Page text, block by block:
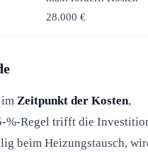
28.000 €
Zeitpunkt der Kosten,
%-Regel trifft die
beim Heizungstausch,